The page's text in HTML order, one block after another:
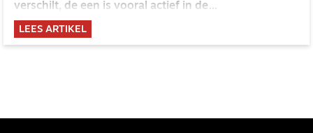
verschilt, de een is vooral actief in de
wetenschappelijke wereld, de ander in het
(ziekenhuis)pastoraat, delen ze hun liefde voor
pastoraat en ‘goede theologie’. ‘Pastoraat zoekt
LEES ARTIKEL